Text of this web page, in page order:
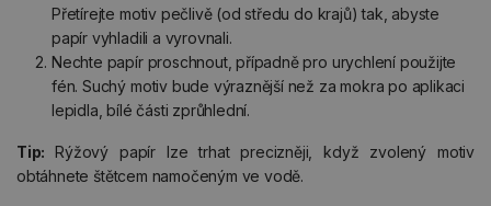
Přetírejte motiv pečlivě (od středu do krajů) tak, abyste
papír vyhladili a vyrovnali.
Nechte papír proschnout, případně pro urychlení použijte
fén. Suchý motiv bude výraznější než za mokra po aplikaci
lepidla, bílé části zprůhlední.
Tip:Rýžový papír lze trhat precizněji, když zvolený motiv
obtáhnete štětcem namočeným ve vodě.